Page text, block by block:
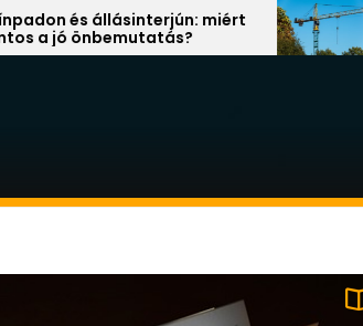
miért
Szerepváltás a
mikor